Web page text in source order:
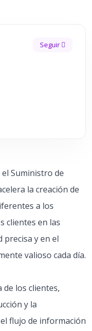
Seguir
el Suministro de
la creación de
a los
clientes en las
precisa y en el
valioso cada día.
de los clientes,
y la
flujo de información